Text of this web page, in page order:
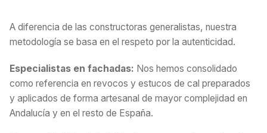
A diferencia de las constructoras generalistas, nuestra
metodología se basa en el respeto por la autenticidad.
Especialistas en fachadas: Nos hemos consolidado
como referencia en revocos y estucos de cal preparados
y aplicados de forma artesanal de mayor complejidad en
Andalucía y en el resto de España.